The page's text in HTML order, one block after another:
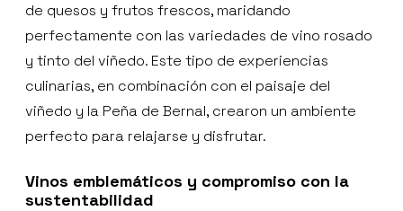
de quesos y frutos frescos, maridando
perfectamente con las variedades de vino rosado
y tinto del viñedo. Este tipo de experiencias
culinarias, en combinación con el paisaje del
viñedo y la Peña de Bernal, crearon un ambiente
perfecto para relajarse y disfrutar.
Vinos emblemáticos y compromiso con la
sustentabilidad